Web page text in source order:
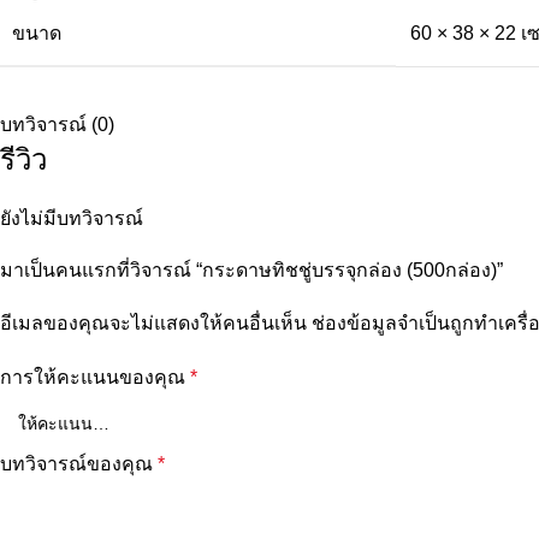
ขนาด 60 × 38 × 22 เ
บทวิจารณ์ (0)
รีวิว
ยังไม่มีบทวิจารณ์
มาเป็นคนแรกที่วิจารณ์ “กระดาษทิชชู่บรรจุกล่อง (500กล่อง)”
อีเมลของคุณจะไม่แสดงให้คนอื่นเห็น ช่องข้อมูลจำเป็นถูกทำเครื่
การให้คะแนนของคุณ *
บทวิจารณ์ของคุณ *